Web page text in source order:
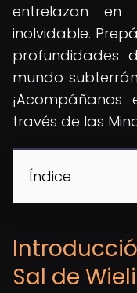
entrelazan en
inolvidable.
profundidades
mundo
través de las
Índice
Sal de